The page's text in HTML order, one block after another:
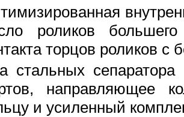
роликов
торцов роликов с
стальных сепаратора
направляющее
и усиленный